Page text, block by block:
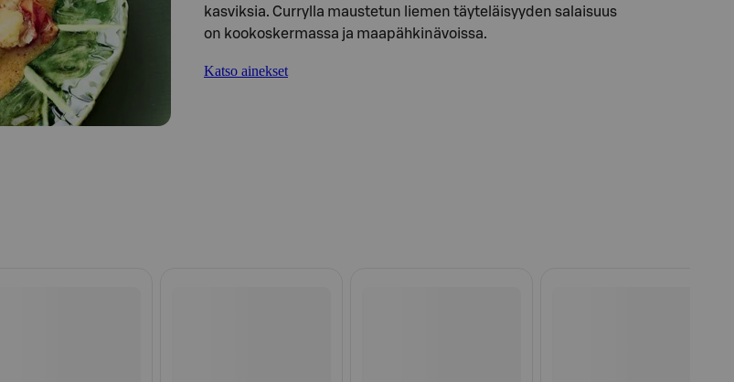
kasviksia. Currylla maustetun liemen täyteläisyyden salaisuus
on kookoskermassa ja maapähkinävoissa.
Katso ainekset